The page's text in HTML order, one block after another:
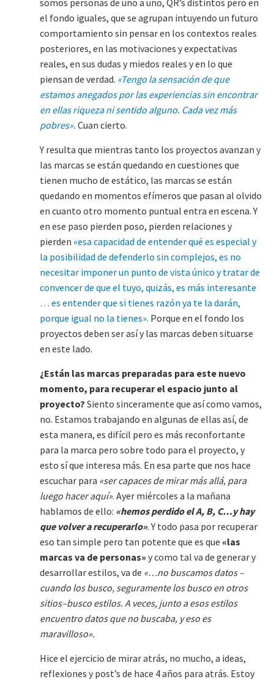
somos personas de uno a uno, QR’s distintos pero en
el fondo iguales, que se agrupan intuyendo un futuro
comportamiento sin pensar en los contextos reales
posteriores, en las motivaciones y expectativas
reales, en sus dudas y miedos reales y en lo que
piensan de verdad. «Tengo la sensación de que
estamos anegados por las experiencias sin encontrar
en ellas riqueza ni sentido alguno. Cada vez más
pobres». Cuan cierto.
Y resulta que mientras tanto los proyectos avanzan y
las marcas se están quedando en cuestiones que
tienen mucho de estático, las marcas se están
quedando en momentos efímeros que pasan al olvido
en cuanto otro momento puntual entra en escena. Y
en ese paso pierden poso, pierden relaciones y
pierden «esa capacidad de entender qué es especial y
la posibilidad de defenderlo sin complejos, es no
necesitar imponer un punto de vista único y tratar de
convencer de que el tuyo, quizás, es más interesante
… es entender que si tienes razón ya te la darán,
porque igual no la tienes». Porque en el fondo los
proyectos deben ser así y las marcas deben situarse
en este lado.
¿Están las marcas preparadas para este nuevo
momento, para recuperar el espacio junto al
proyecto? Siento sinceramente que así como vamos,
no. Estamos trabajando en algunas de ellas así, de
esta manera, es difícil pero es más reconfortante
para la marca pero sobre todo para el proyecto, y
esto sí que interesa más. En esa parte que nos hace
escuchar para «ser capaces de mirar más allá, para
luego hacer aquí». Ayer miércoles a la mañana
hablamos de ello: «hemos perdido el A, B, C…y hay
que volver a recuperarlo». Y todo pasa por recuperar
eso tan simple pero tan potente que es que «las
marcas va de personas» y como tal va de generar y
desarrollar estilos, va de «…no buscamos datos –
cuando los busco, seguramente los busco en otros
sitios–busco estilos. A veces, junto a esos estilos
encuentro datos que no buscaba, y eso es
maravilloso».
Hice el ejercicio de mirar atrás, no mucho, a ideas,
reflexiones y post’s de hace 4 años para atrás. Estoy